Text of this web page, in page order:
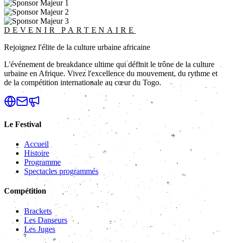
DEVENIR PARTENAIRE
Rejoignez l'élite de la culture urbaine africaine
L'événement de breakdance ultime qui définit le trône de la culture
urbaine en Afrique. Vivez l'excellence du mouvement, du rythme et
de la compétition internationale au cœur du Togo.
Le Festival
Accueil
Histoire
Programme
Spectacles programmés
Compétition
Brackets
Les Danseurs
Les Juges